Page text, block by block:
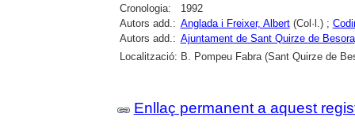
Cronologia:
1992
Autors add.: Anglada i Freixer, Albert(Col·l.) ;
Autors add.: Ajuntament de Sant Quirze de Besora
Localització: B. Pompeu Fabra (Sant Quirze de
Enllaç permanent a aquest